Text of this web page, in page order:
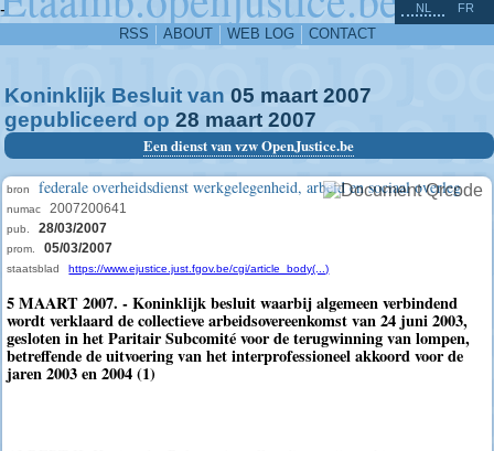
-
RSS ABOUT WEB LOG CONTACT
NL FR
Koninklijk Besluit van 05 maart 2007
gepubliceerd op 28 maart 2007
Een dienst van vzw OpenJustice.be
bron federale overheidsdienst werkgelegenheid, arbeid en sociaal overleg
numac 2007200641
pub. 28/03/2007
prom. 05/03/2007
staatsblad https://www.ejustice.just.fgov.be/cgi/article_body(...)
5 MAART 2007. - Koninklijk besluit waarbij algemeen verbindend
wordt verklaard de collectieve arbeidsovereenkomst van 24 juni 2003,
gesloten in het Paritair Subcomité voor de terugwinning van lompen,
betreffende de uitvoering van het interprofessioneel akkoord voor de
jaren 2003 en 2004 (1)
^